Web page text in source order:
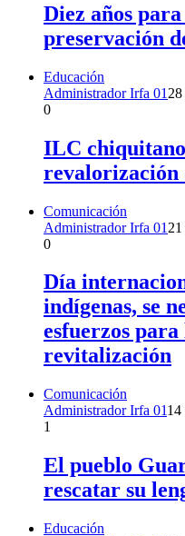
Diez años
preservación
Educación
Administrador Irfa 01
0
ILC
revalorización
Comunicación
Administrador Irfa 01
0
Día
indígenas, se
esfuerzos
revitalización
Comunicación
Administrador Irfa 0114
1
El pueblo
rescatar su
Educación